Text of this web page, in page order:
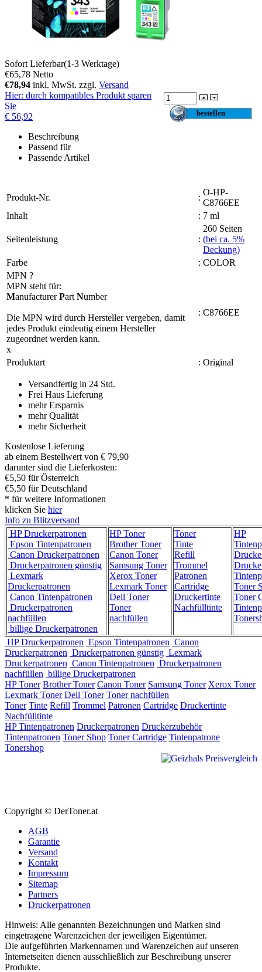
Sofort Lieferbar(1-3 Werktage)
€65,78 Netto
€78,94 inkl. MwSt. zzgl. Versand
Hier: durch kompatibles Produkt sparen
Sie
€ 56,92
Beschreibung
Passend für
Passende Artikel
Produkt-Nr. :
O-HP-
C8766EE
Inhalt
: 7 ml
Seitenleistung :
260 Seiten
(bei ca. 5%
Deckung)
Farbe
: COLOR
MPN ?
MPN steht für:
ManufacturerPart Number
Die MPN wird durch Hersteller vergeben, damit
jedes Produkt eindeutig einem Hersteller
zugeordnet werden kann.
x
: C8766EE
Produktart : Original
Versandfertig in 24 Std.
Frei Haus Lieferung
mehr Ersparnis
mehr Qualität
mehr Sicherheit
Kostenlose Lieferung
ab einem Bestellwert von € 79,90
darunter sind die Lieferkosten:
€5,50 für Österreich
€5,50 für Deutschland
* für weitere Informationen
klicken Sie hier
Info zu Blitzversand
HP Druckerpatronen
Epson Tintenpatronen
Canon Druckerpatronen
Druckerpatronen günstig
Lexmark
Druckerpatronen
Canon Tintenpatronen
Druckerpatronen
nachfüllen
billige Druckerpatronen
HP Toner
Brother Toner
Canon Toner
Samsung Toner
Xerox Toner
Lexmark Toner
Dell Toner
Toner
nachfüllen
Toner
Tinte
Refill
Trommel
Patronen
Cartridge
Druckertinte
Nachfülltinte
HP
Toner
Toner
HP Druckerpatronen Epson Tintenpatronen Canon
Druckerpatronen Druckerpatronen günstig Lexmark
Druckerpatronen Canon Tintenpatronen Druckerpatronen
nachfüllen billige Druckerpatronen
HP Toner Brother Toner Canon Toner Samsung Toner Xerox Toner
Lexmark Toner Dell Toner Toner nachfüllen
Toner Tinte Refill Trommel Patronen Cartridge Druckertinte
Nachfülltinte
HP Tintenpatronen Druckerpatronen Druckerzubehör
Tintenpatronen Toner Shop Toner Cartridge Tintenpatrone
Tonershop
Copyright © DerToner.at
AGB
Garantie
Versand
Kontakt
Impressum
Sitemap
Partners
Druckerpatronen
Hinweis: Alle genannten Bezeichnungen und Marken sind
eingetragene Warenzeichen der jeweiligen Eigentümer.
Die aufgeführten Markennamen und Warenzeichen auf unseren
Internetseiten dienen ausschließlich zur Beschreibung unserer
Produkte.